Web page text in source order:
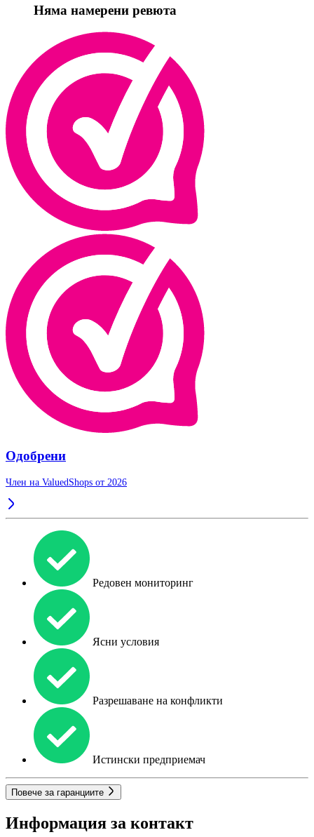
Няма намерени ревюта
Одобрени
Член на ValuedShops от 2026
Редовен мониторинг
Ясни условия
Разрешаване на конфликти
Истински предприемач
Повече за гаранциите
Информация за контакт